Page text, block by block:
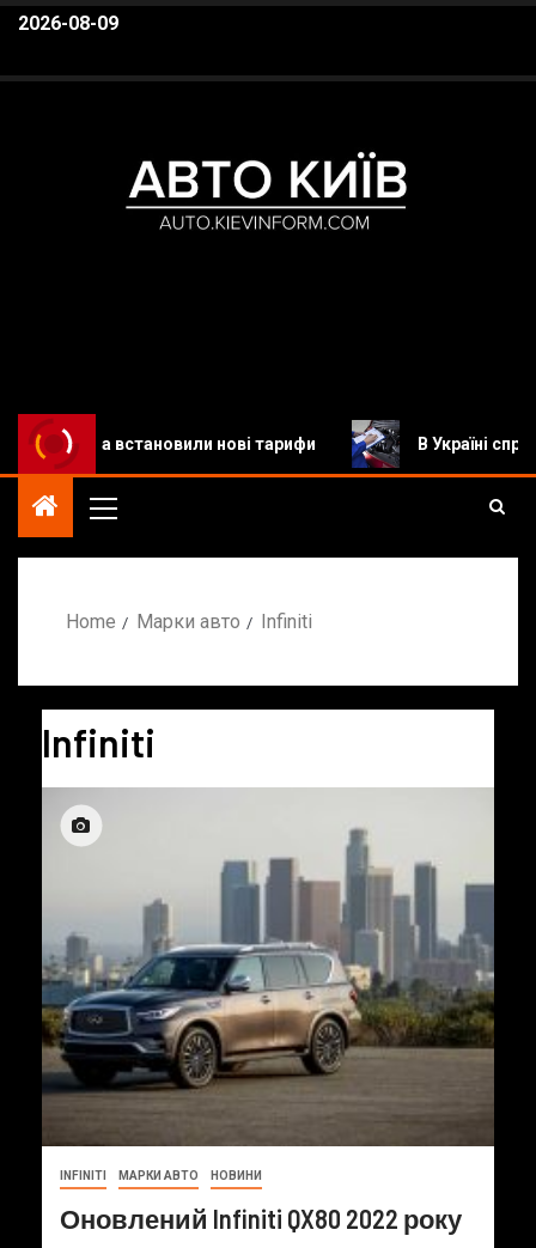
2026-08-09
та встановили нові тарифи В Україні спростили
Home Марки авто Infiniti
Infiniti
INFINITI МАРКИ АВТО НОВИНИ
Оновлений Infiniti QX80 2022 року